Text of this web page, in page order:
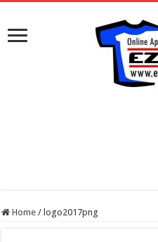
Home / logo2017png